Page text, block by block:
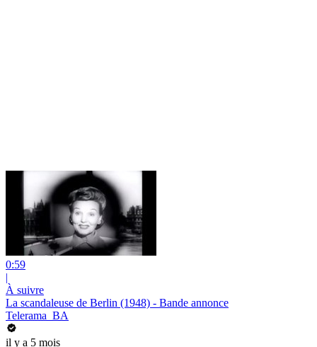
0:59
|
À suivre
La scandaleuse de Berlin (1948) - Bande annonce
Telerama_BA
il y a 5 mois